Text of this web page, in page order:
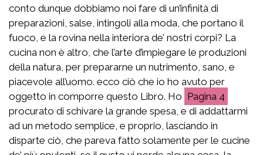
conto dunque dobbiamo noi fare di un’infinità di
preparazioni, salse, intingoli alla moda, che portano il
fuoco, e la rovina nella interiora de’ nostri corpi? La
cucina non è altro, che l’arte d’impiegare le produzioni
della natura, per prepararne un nutrimento, sano, e
piacevole all’uomo. ecco ciò che io ho avuto per
oggetto in comporre questo Libro. Ho
4
procurato di schivare la grande spesa, e di addattarmi
ad un metodo semplice, e proprio, lasciando in
disparte ciò, che pareva fatto solamente per le cucine